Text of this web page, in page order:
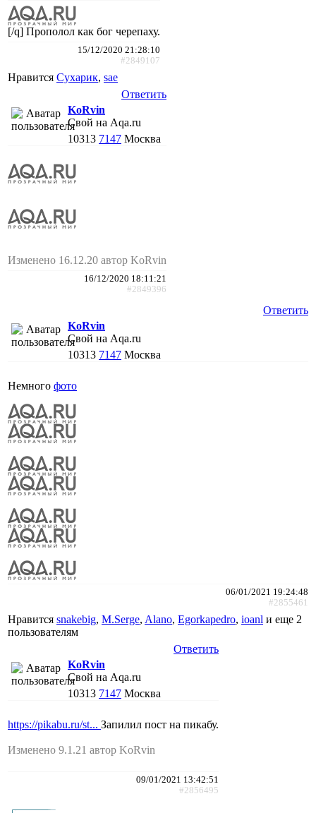
[/q] Прополол как бог черепаху.
15/12/2020 21:28:10
#2849107
Нравится Сухарик, sae
Ответить
KoRvin
Свой на Aqa.ru
10313 7147 Москва
Изменено 16.12.20 автор KoRvin
16/12/2020 18:11:21
#2849396
Ответить
KoRvin
Свой на Aqa.ru
10313 7147 Москва
Немного фото
06/01/2021 19:24:48
#2855461
Нравится snakebig, M.Serge, Alano, Egorkapedro, ioanl и еще 2
пользователям
Ответить
KoRvin
Свой на Aqa.ru
10313 7147 Москва
https://pikabu.ru/st... Запилил пост на пикабу.
Изменено 9.1.21 автор KoRvin
09/01/2021 13:42:51
#2856495